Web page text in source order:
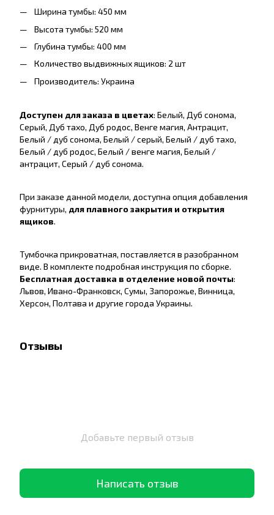
Ширина тумбы: 450 мм
Высота тумбы: 520 мм
Глубина тумбы: 400 мм
Количество выдвижных ящиков: 2 шт
Производитель: Украина
Доступен для заказа в цветах: Белый, Дуб сонома,
Серый, Дуб тахо, Дуб родос, Венге магия, Антрацит,
Белый / дуб сонома, Белый / серый, Белый / дуб тахо,
Белый / дуб родос, Белый / венге магия, Белый /
антрацит, Серый / дуб сонома.
При заказе данной модели, доступна опция добавления
фурнитуры, для плавного закрытия и открытия
ящиков.
Тумбочка прикроватная, поставляется в разобранном
виде. В комплекте подробная инструкция по сборке.
Бесплатная доставка в отделение новой почты:
Львов, Ивано-Франковск, Сумы, Запорожье, Винница,
Херсон, Полтава и другие города Украины.
Отзывы
Добавьте первый отзыв
Написать отзыв